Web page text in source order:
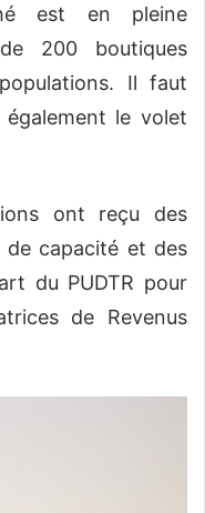
est en pleine
200 boutiques
Il faut
le volet
ont reçu des
capacité et des
du PUDTR pour
de Revenus